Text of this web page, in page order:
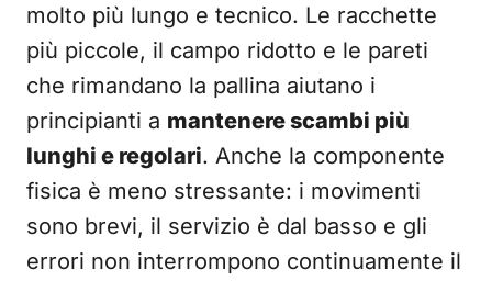
molto più lungo e tecnico. Le racchette
più piccole, il campo ridotto e le pareti
che rimandano la pallina aiutano i
principianti a mantenere scambi più
lunghi e regolari. Anche la componente
fisica è meno stressante: i movimenti
sono brevi, il servizio è dal basso e gli
errori non interrompono continuamente il